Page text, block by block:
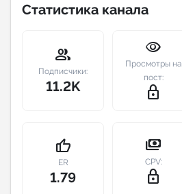
Статистика канала
group
Подписчики:
11.2K
visibility
Просмотры на
пост:
lock_outline
thumb_up
ER
1.79
payments
CPV:
lock_outline